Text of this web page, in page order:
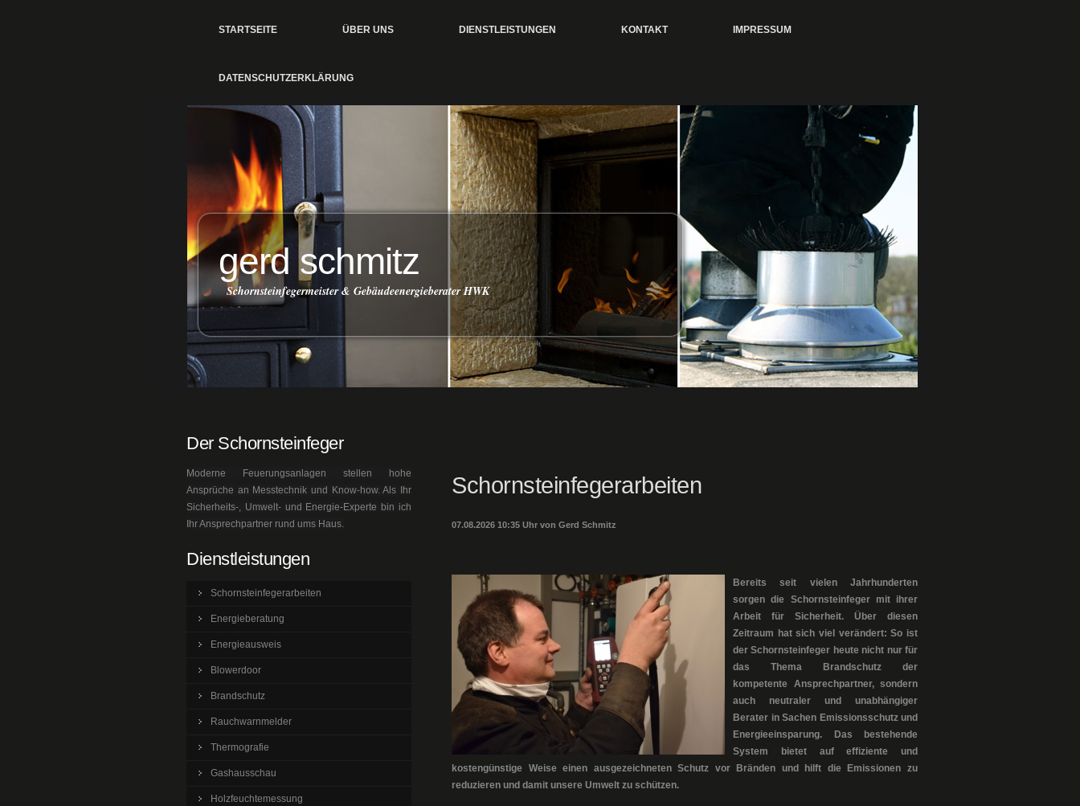
STARTSEITE ÜBER UNS DIENSTLEISTUNGEN KONTAKT IMPRESSUM
DATENSCHUTZERKLÄRUNG
gerd schmitz
Schornsteinfegermeister & Gebäudeenergieberater HWK
Schornsteinfegerarbeiten
07.08.2026 10:35 Uhr von Gerd Schmitz
Bereits seit vielen Jahrhunderten
sorgen die Schornsteinfeger mit ihrer
Arbeit für Sicherheit. Über diesen
Zeitraum hat sich viel verändert: So ist
der Schornsteinfeger heute nicht nur für
das Thema Brandschutz der
kompetente Ansprechpartner, sondern
auch neutraler und unabhängiger
Berater in Sachen Emissionsschutz und
Energieeinsparung. Das bestehende
System bietet auf effiziente und
kostengünstige Weise einen ausgezeichneten Schutz vor Bränden und hilft die Emissionen zu
reduzieren und damit unsere Umwelt zu schützen.
Der Schornsteinfeger
Moderne Feuerungsanlagen stellen hohe
Ansprüche an Messtechnik und Know-how. Als Ihr
Sicherheits-, Umwelt- und Energie-Experte bin ich
Ihr Ansprechpartner rund ums Haus.
Dienstleistungen
Schornsteinfegerarbeiten
Energieberatung
Energieausweis
Blowerdoor
Brandschutz
Rauchwarnmelder
Thermografie
Gashausschau
Holzfeuchtemessung